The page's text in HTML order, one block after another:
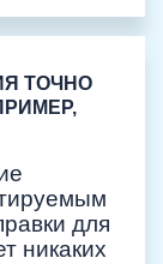
ТОЧНО
для
никаких